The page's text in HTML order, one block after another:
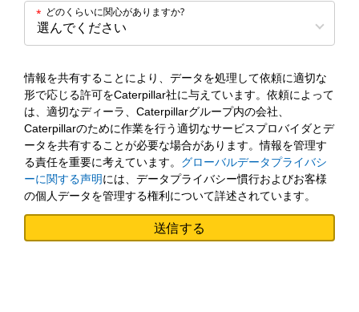
どのくらいに関心がありますか?
*
情報を共有することにより、データを処理して依頼に適切な
形で応じる許可をCaterpillar社に与えています。依頼によって
は、適切なディーラ、Caterpillarグループ内の会社、
Caterpillarのために作業を行う適切なサービスプロバイダとデ
ータを共有することが必要な場合があります。情報を管理す
る責任を重要に考えています。 グローバルデータプライバシ
ーに関する声明には、データプライバシー慣行およびお客様
の個人データを管理する権利について詳述されています。